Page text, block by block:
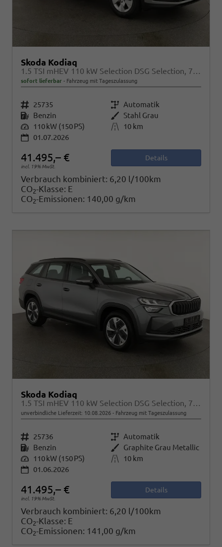
Skoda Kodiaq
1.5 TSI mHEV 110 kW Selection DSG Selection, 7-Sitzer, AHK, Navi, Side, Kamera, Winter, 4 J.- Garantie
sofort lieferbar Fahrzeug mit Tageszulassung
Fahrzeugnr. 25735 Getriebe Automatik
Kraftstoff Benzin Außenfarbe Stahl Grau
Leistung 110 kW (150 PS) Kilometerstand
10 km
01.07.2026
41.495,– €
incl. 19% MwSt.
Details
Verbrauch kombiniert: 6,20 l/100km
CO2-Klasse: E
CO2-Emissionen: 140,00 g/km
Skoda Kodiaq
1.5 TSI mHEV 110 kW Selection DSG Selection, 7-Sitzer, AHK, Navi, Side, Kamera, Winter, 4 J.- Garantie
unverbindliche Lieferzeit: 10.08.2026 Fahrzeug mit Tageszulassung
Fahrzeugnr. 25736 Getriebe Automatik
Kraftstoff Benzin Außenfarbe Graphite Grau Metallic
Leistung 110 kW (150 PS) Kilometerstand
10 km
01.06.2026
41.495,– €
incl. 19% MwSt.
Details
Verbrauch kombiniert: 6,20 l/100km
CO2-Klasse: E
CO2-Emissionen: 141,00 g/km